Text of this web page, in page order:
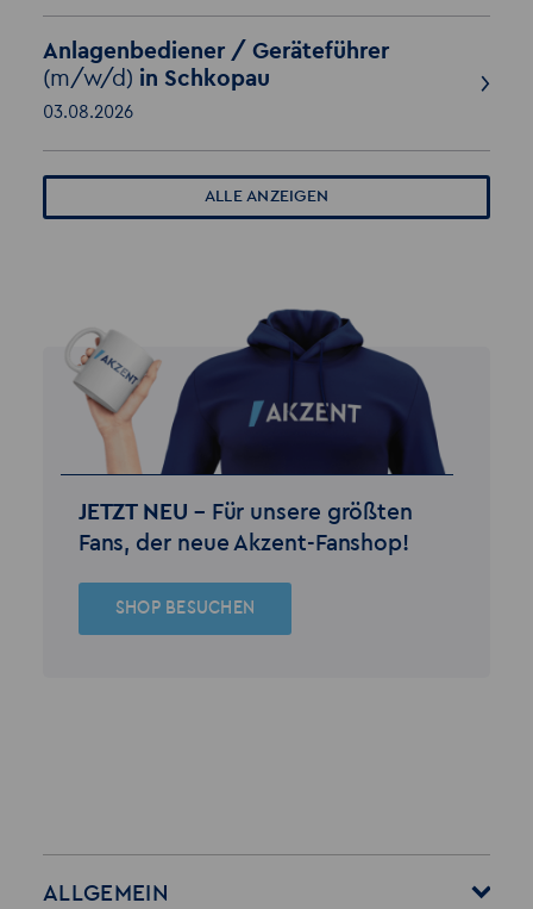
Anlagenbediener / Geräteführer
(m/w/d) in Schkopau
03.08.2026
ALLE ANZEIGEN
JETZT NEU – Für unsere größten
Fans, der neue Akzent-Fanshop!
SHOP BESUCHEN
ALLGEMEIN